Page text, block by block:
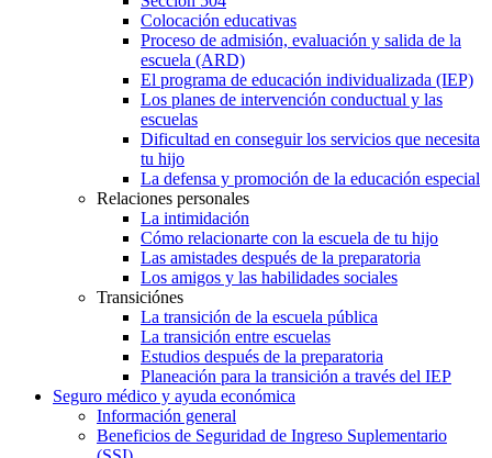
Colocación educativas
Proceso de admisión, evaluación y salida de la
escuela (ARD)
El programa de educación individualizada (IEP)
Los planes de intervención conductual y las
escuelas
Dificultad en conseguir los servicios que necesita
tu hijo
La defensa y promoción de la educación especial
Relaciones personales
La intimidación
Cómo relacionarte con la escuela de tu hijo
Las amistades después de la preparatoria
Los amigos y las habilidades sociales
Transiciónes
La transición de la escuela pública
La transición entre escuelas
Estudios después de la preparatoria
Planeación para la transición a través del IEP
Seguro médico y ayuda económica
Información general
Beneficios de Seguridad de Ingreso Suplementario